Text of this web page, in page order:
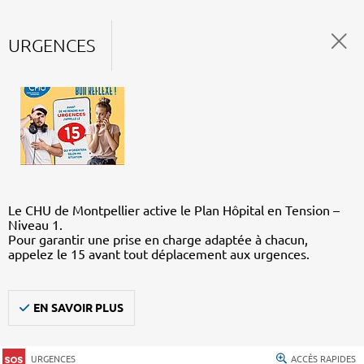
URGENCES
Le CHU de Montpellier active le Plan Hôpital en Tension –
Niveau 1.
Pour garantir une prise en charge adaptée à chacun,
appelez le 15 avant tout déplacement aux urgences.
EN SAVOIR PLUS
URGENCES ACCÈS RAPIDES